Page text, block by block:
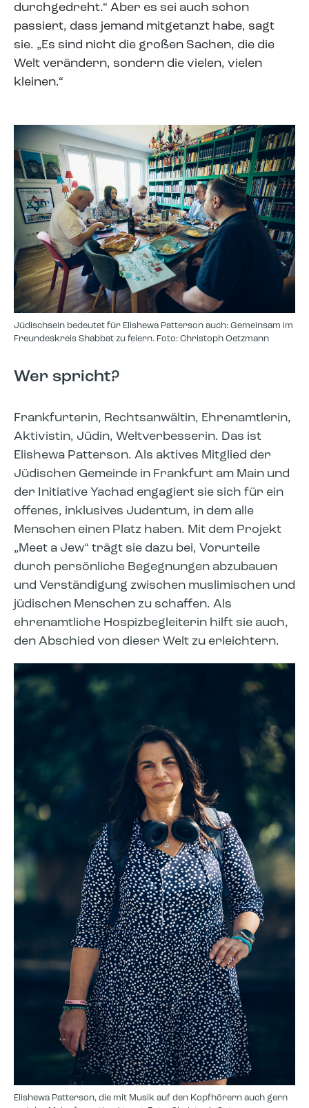
durchgedreht.“ Aber es sei auch schon
passiert, dass jemand mitgetanzt habe, sagt
sie. „Es sind nicht die großen Sachen, die die
Welt verändern, sondern die vielen, vielen
kleinen.“
Jüdischsein bedeutet für Elishewa Patterson auch: Gemeinsam im
Freundeskreis Shabbat zu feiern. Foto: Christoph Oetzmann
Wer spricht?
Frankfurterin, Rechtsanwältin, Ehrenamtlerin,
Aktivistin, Jüdin, Weltverbesserin. Das ist
Elishewa Patterson. Als aktives Mitglied der
Jüdischen Gemeinde in Frankfurt am Main und
der Initiative Yachad engagiert sie sich für ein
offenes, inklusives Judentum, in dem alle
Menschen einen Platz haben. Mit dem Projekt
„Meet a Jew“ trägt sie dazu bei, Vorurteile
durch persönliche Begegnungen abzubauen
und Verständigung zwischen muslimischen und
jüdischen Menschen zu schaffen. Als
ehrenamtliche Hospizbegleiterin hilft sie auch,
den Abschied von dieser Welt zu erleichtern.
Elishewa Patterson, die mit Musik auf den Kopfhörern auch gern